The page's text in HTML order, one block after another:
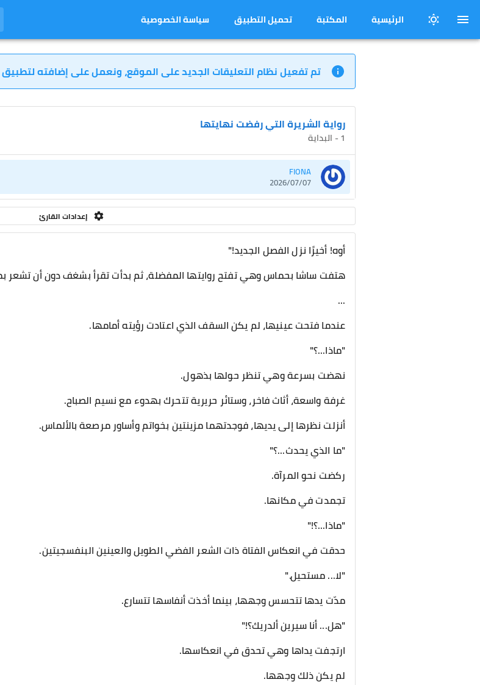
الرئيسية المكتبة تحميل التطبيق سياسة الخصوصية
تم تفعيل نظام التعليقات الجديد على الموقع، ونعمل على إضافته لتطبيق
رواية الشريرة التي رفضت نهايتها
1 - البداية
FIONA
2026/07/07
إعدادات القارئ
أوه! أخيرًا نزل الفصل الجديد!"
هتفت ساشا بحماس وهي تفتح روايتها المفضلة، ثم بدأت تقرأ بشغف دون أن تشعر
...
عندما فتحت عينيها، لم يكن السقف الذي اعتادت رؤيته أمامها.
"ماذا...؟"
نهضت بسرعة وهي تنظر حولها بذهول.
غرفة واسعة، أثاث فاخر، وستائر حريرية تتحرك بهدوء مع نسيم الصباح.
أنزلت نظرها إلى يديها، فوجدتهما مزينتين بخواتم وأساور مرصعة بالألماس.
"ما الذي يحدث...؟"
ركضت نحو المرآة.
تجمدت في مكانها.
"ماذا...؟!"
حدقت في انعكاس الفتاة ذات الشعر الفضي الطويل والعينين البنفسجيتين.
"لا... مستحيل."
مدّت يدها تتحسس وجهها، بينما أخذت أنفاسها تتسارع.
"هل... أنا سيرين ألدريك؟!"
ارتجفت يداها وهي تحدق في انعكاسها.
لم يكن ذلك وجهها.